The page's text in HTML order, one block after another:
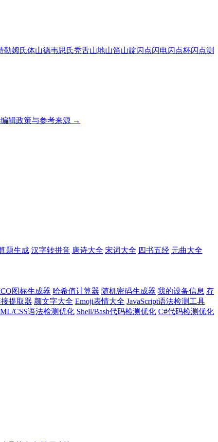
勒姆氏体山德韦思氏秃舌山地山笛山靛闪点闪电闪点杯闪点测
辑政策与参考来源 →
题生成 汉字转拼音 唐诗大全 宋词大全 四书五经 元曲大全
图标生成器 哈希值计算器 随机密码生成器 我的设备信息 存
提取器 颜文字大全 Emoji表情大全 JavaScript语法检测工具
CSS语法检测优化 Shell/Bash代码检测优化 C#代码检测优化